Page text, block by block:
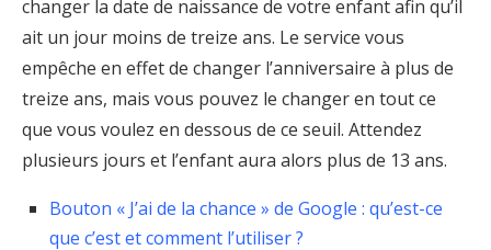
changer la date de naissance de votre enfant afin qu’il
ait un jour moins de treize ans. Le service vous
empêche en effet de changer l’anniversaire à plus de
treize ans, mais vous pouvez le changer en tout ce
que vous voulez en dessous de ce seuil. Attendez
plusieurs jours et l’enfant aura alors plus de 13 ans.
Bouton « J’ai de la chance » de Google : qu’est-ce
que c’est et comment l’utiliser ?